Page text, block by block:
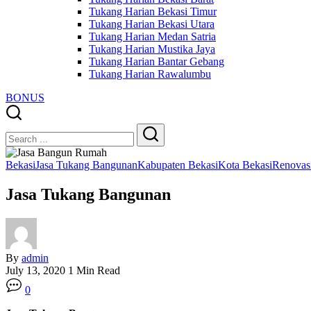
Tukang Harian Bekasi Timur
Tukang Harian Bekasi Utara
Tukang Harian Medan Satria
Tukang Harian Mustika Jaya
Tukang Harian Bantar Gebang
Tukang Harian Rawalumbu
BONUS
Search
Search
BekasiJasa Tukang BangunanKabupaten BekasiKota Bekasi
Jasa Tukang Bangunan
By admin
July 13, 2020 1 Min Read
0